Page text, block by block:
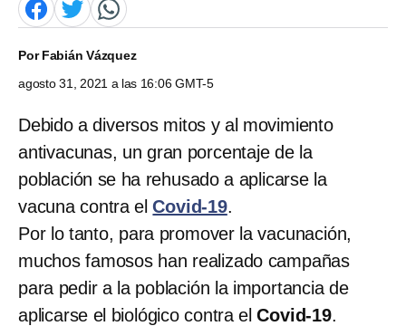
PorFabián Vázquez
agosto 31, 2021 a las 16:06 GMT-5
Debido a diversos mitos y al movimiento
antivacunas, un gran porcentaje de la
población se ha rehusado a aplicarse la
vacuna contra el Covid-19.
Por lo tanto, para promover la vacunación,
muchos famosos han realizado campañas
para pedir a la población la importancia de
aplicarse el biológico contra elCovid-19.